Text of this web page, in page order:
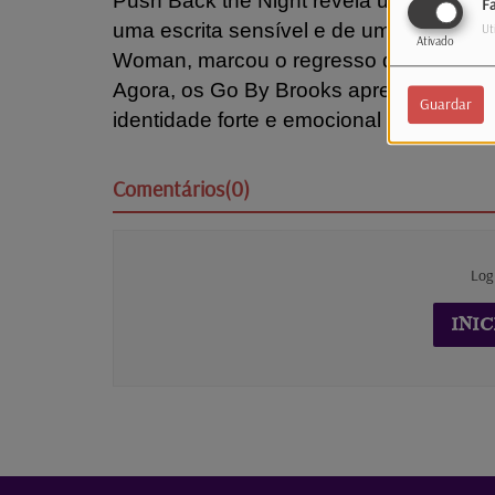
Ativado
Guardar
uma escrita sensível e de uma
Woman, marcou o regresso da banda
Agora, os Go By Brooks apresentam o
identidade forte e emocional deste novo
Comentários(0)